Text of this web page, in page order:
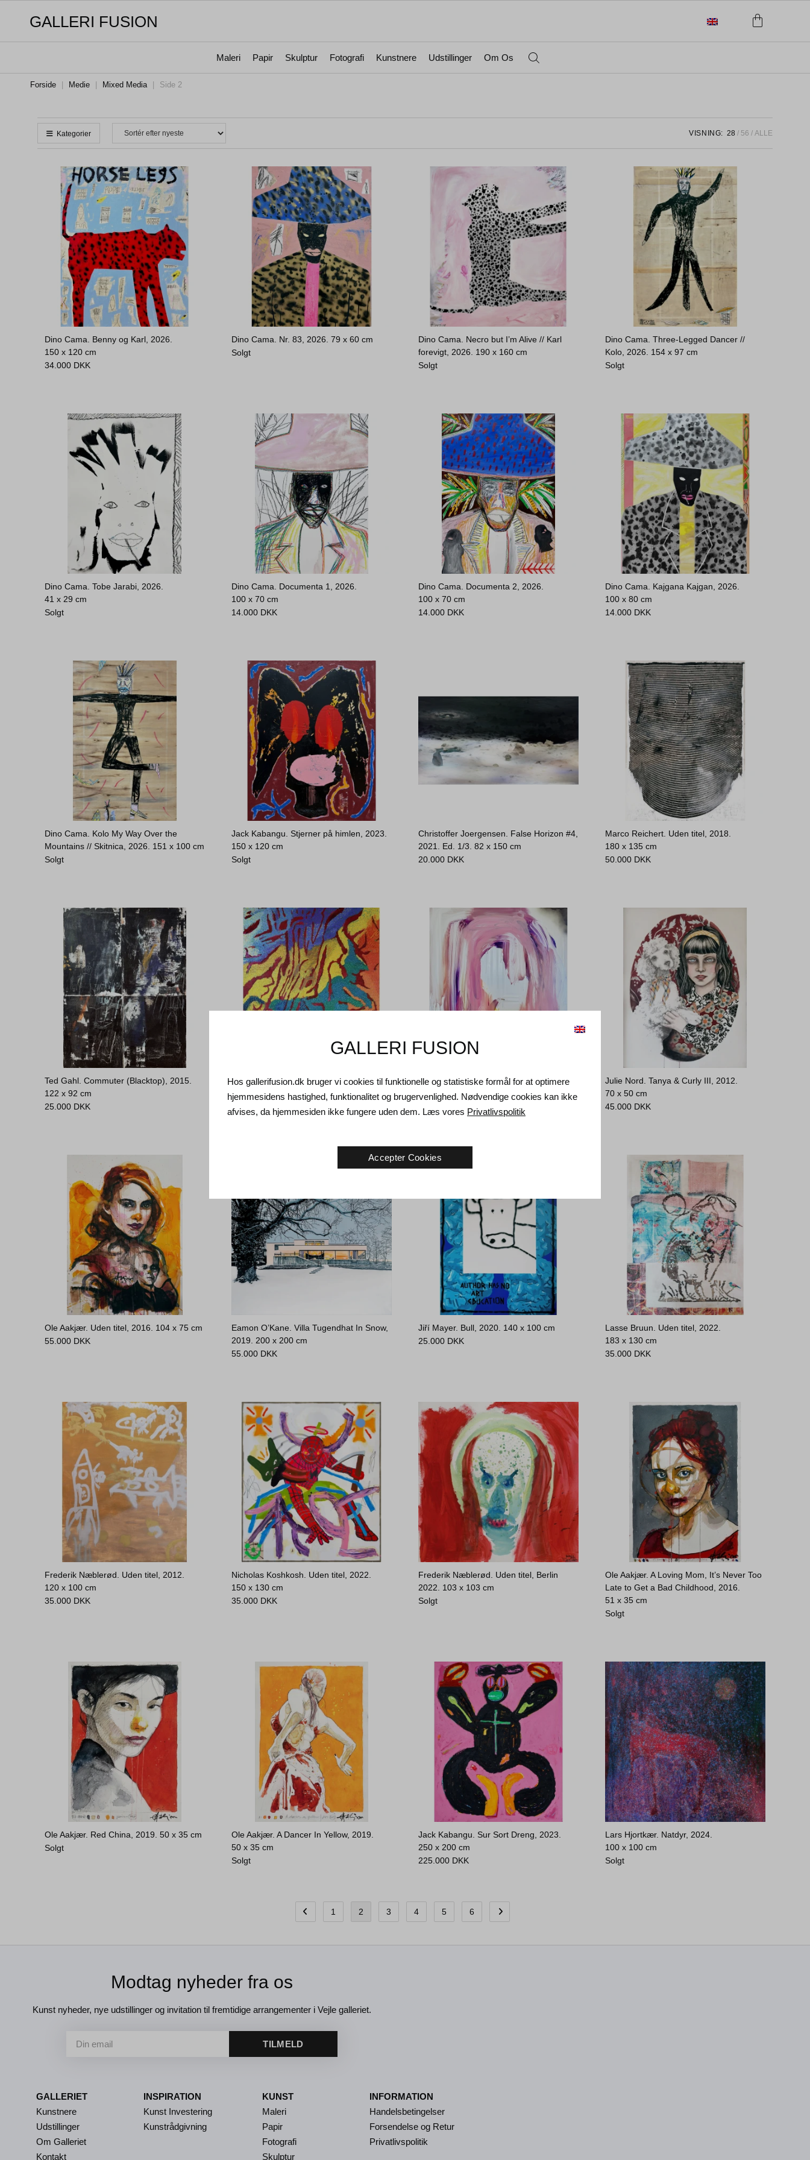
GALLERI FUSION
Maleri Papir Skulptur Fotografi Kunstnere Udstillinger Om Os
Forside Medie Mixed Media Side 2
Kategorier VISNING: 28 56 ALLE
Dino Cama. Benny og Karl, 2026.
150 x 120 cm
34.000 DKK
Dino Cama. Nr. 83, 2026.79 x 60 cm
Solgt
Dino Cama. Necro but I’m Alive // Karl
forevigt, 2026. 190 x 160 cm
Solgt
Dino Cama. Three-Legged Dancer //
Kolo, 2026. 154 x 97 cm
Solgt
Dino Cama. Tobe Jarabi, 2026.
41 x 29 cm
Solgt
Dino Cama. Documenta 1, 2026.
100 x 70 cm
14.000 DKK
Dino Cama. Documenta 2, 2026.
100 x 70 cm
14.000 DKK
Dino Cama. Kajgana Kajgan, 2026.
100 x 80 cm
14.000 DKK
Dino Cama. Kolo My Way Over the
Mountains // Skitnica, 2026. 151 x 100 cm
Solgt
Jack Kabangu. Stjerner på himlen, 2023.
150 x 120 cm
Solgt
Christoffer Joergensen. False Horizon #4,
2021. Ed. 1/3.82 x 150 cm
20.000 DKK
Marco Reichert. Uden titel, 2018.
180 x 135 cm
50.000 DKK
Ted Gahl. Commuter (Blacktop), 2015.
122 x 92 cm
25.000 DKK
Rasmus Styrmer. Uden titel, 2020.
190 x 150 cm
28.000
DKK
Peter Bonde. Uden titel, 2017.
130 x 115 cm
Solgt
Julie Nord. Tanya & Curly III, 2012.
70 x 50 cm
45.000 DKK
Ole Aakjær. Uden titel, 2016. 104 x 75 cm
55.000 DKK
Eamon O’Kane. Villa Tugendhat In Snow,
2019. 200 x 200 cm
55.000 DKK
Jiří Mayer. Bull, 2020. 140 x 100 cm
25.000 DKK
Lasse Bruun. Uden titel, 2022.
183 x 130 cm
35.000 DKK
Frederik Næblerød. Uden titel, 2012.
120 x 100 cm
35.000 DKK
Nicholas Koshkosh. Uden titel, 2022.
150 x 130 cm
35.000 DKK
Frederik Næblerød. Uden titel, Berlin
2022. 103 x 103 cm
Solgt
Ole Aakjær. A Loving Mom, It’s Never Too
Late to Get a Bad Childhood, 2016.
51 x 35 cm
Solgt
Ole Aakjær. Red China, 2019.50 x 35 cm
Solgt
Ole Aakjær. A Dancer In Yellow, 2019.
50 x 35 cm
Solgt
Jack Kabangu. Sur Sort Dreng, 2023.
250 x 200 cm
225.000 DKK
Lars Hjortkær. Natdyr, 2024.
100 x 100 cm
Solgt
1 2 3 4 5 6
Modtag nyheder fra os
Kunst nyheder, nye udstillinger og invitation til fremtidige arrangementer i Vejle galleriet.
TILMELD
GALLERIET
Kunstnere
Udstillinger
Om Galleriet
Kontakt
INSPIRATION
Kunst Investering
Kunstrådgivning
KUNST
Maleri
Papir
Fotografi
Skulptur
INFORMATION
Handelsbetingelser
Forsendelse og Retur
Privatlivspolitik
GALLERI FUSION
Hos gallerifusion.dk bruger vi cookies til funktionelle og statistiske formål for at optimere
hjemmesidens hastighed, funktionalitet og brugervenlighed. Nødvendige cookies kan ikke
afvises, da hjemmesiden ikke fungere uden dem. Læs vores Privatlivspolitik
Accepter Cookies